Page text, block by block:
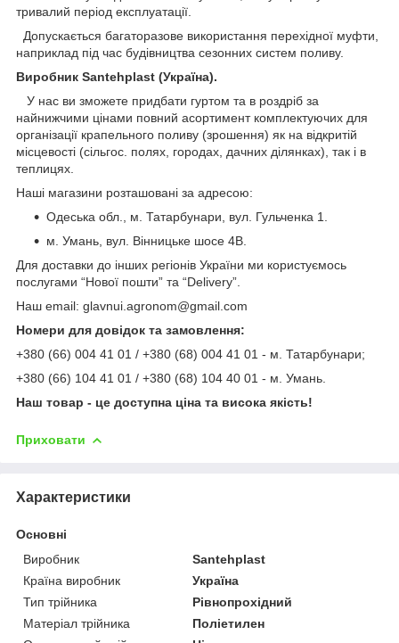
тривалий період експлуатації.
Допускається багаторазове використання перехідної муфти,
наприклад під час будівництва сезонних систем поливу.
Виробник Santehplast (Україна).
У нас ви зможете придбати гуртом та в роздріб за
найнижчими цінами повний асортимент комплектуючих для
організації крапельного поливу (зрошення) як на відкритій
місцевості (сільгос. полях, городах, дачних ділянках), так і в
теплицях.
Наші магазини розташовані за адресою:
Одеська обл., м. Татарбунари, вул. Гульченка 1.
м. Умань, вул. Вінницьке шосе 4В.
Для доставки до інших регіонів України ми користуємось
послугами “Нової пошти” та “Delivery”.
Наш email: glavnui.agronom@gmail.com
Номери для довідок та замовлення:
+380 (66) 004 41 01 / +380 (68) 004 41 01 - м. Татарбунари;
+380 (66) 104 41 01 / +380 (68) 104 40 01 - м. Умань.
Наш товар - це доступна ціна та висока якість!
Приховати
Характеристики
Основні
Виробник
Santehplast
Країна виробник
Україна
Тип трійника
Рівнопрохідний
Матеріал трійника
Поліетилен